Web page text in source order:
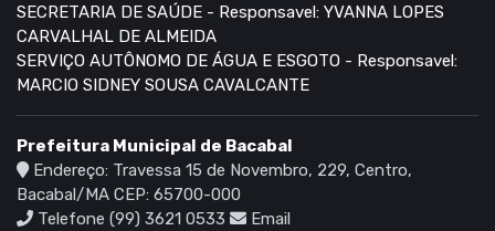
SECRETARIA DE SAÚDE - Responsavel: YVANNA LOPES
CARVALHAL DE ALMEIDA
SERVIÇO AUTÔNOMO DE ÁGUA E ESGOTO - Responsavel:
MARCIO SIDNEY SOUSA CAVALCANTE
Prefeitura Municipal de Bacabal
Endereço: Travessa 15 de Novembro, 229, Centro,
Bacabal/MA CEP: 65700-000
Telefone (99) 3621 0533
Email